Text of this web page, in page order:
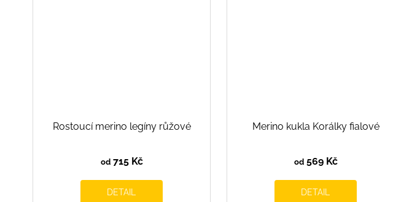
Rostoucí merino legíny růžové
od715 Kč
DETAIL
Merino kukla Korálky fialové
od569 Kč
DETAIL